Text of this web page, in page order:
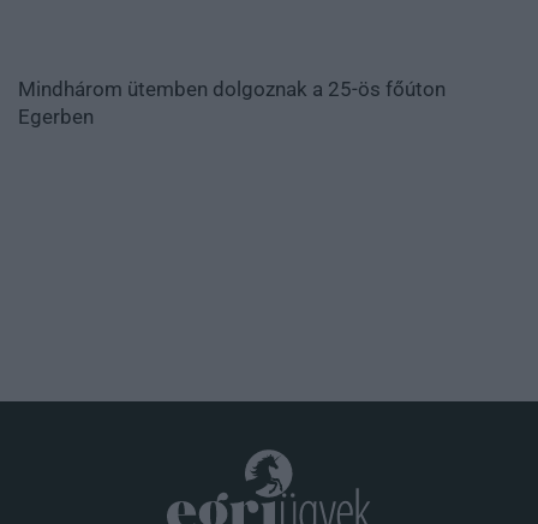
Mindhárom ütemben dolgoznak a 25-ös főúton
Egerben